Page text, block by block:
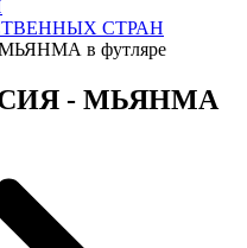
СТРАН
в футляре
- МЬЯНМА